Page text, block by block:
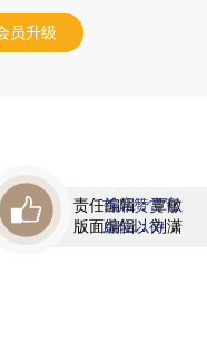
员升级
责任编辑：覃敏
版面编辑：刘潇
首席赞赏官
虚位以待